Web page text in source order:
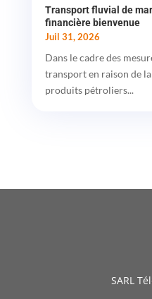
Transport fluvial de
financière bienvenue
Juil 31, 2026
Dans le cadre des
transport en raison de
produits pétroliers...
SARL